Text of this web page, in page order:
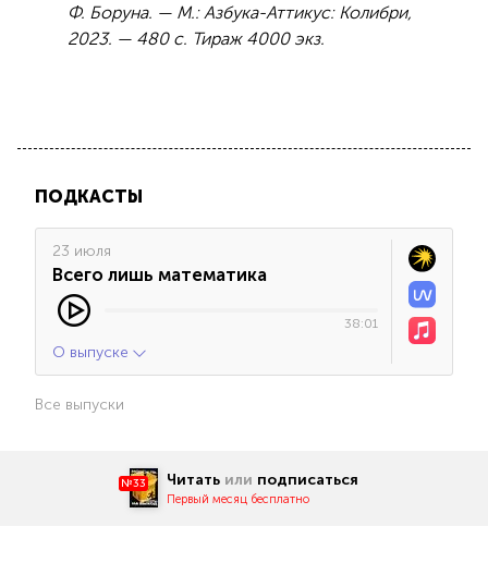
Ф. Боруна. — М.: Азбука-Аттикус: Колибри,
2023. — 480 с. Тираж 4000 экз.
ПОДКАСТЫ
23 июля
Всего лишь математика
38:01
О выпуске
Все выпуски
№33 Читать или подписаться
Первый месяц бесплатно